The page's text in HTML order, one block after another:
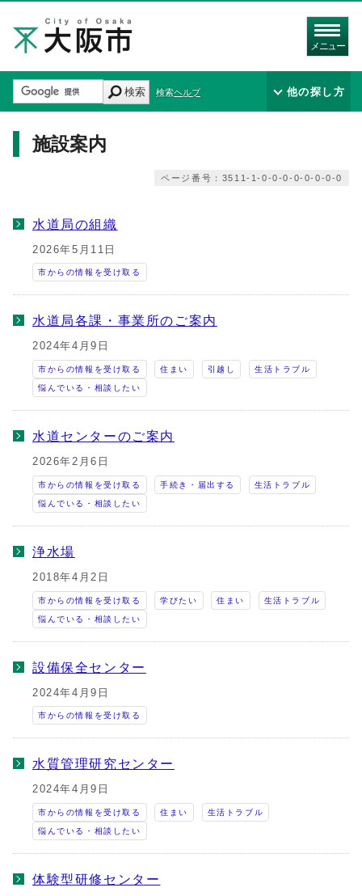
メニュー
検索 検索ヘルプ 他の探し方
施設案内
ページ番号：3511-1-0-0-0-0-0-0-0-0
水道局の組織
2026年5月11日
市からの情報を受け取る
水道局各課・事業所のご案内
2024年4月9日
市からの情報を受け取る 住まい 引越し 生活トラブル
悩んでいる・相談したい
水道センターのご案内
2026年2月6日
市からの情報を受け取る 手続き・届出する 生活トラブル
悩んでいる・相談したい
浄水場
2018年4月2日
市からの情報を受け取る 学びたい 住まい 生活トラブル
悩んでいる・相談したい
設備保全センター
2024年4月9日
市からの情報を受け取る
水質管理研究センター
2024年4月9日
市からの情報を受け取る 住まい 生活トラブル
悩んでいる・相談したい
体験型研修センター